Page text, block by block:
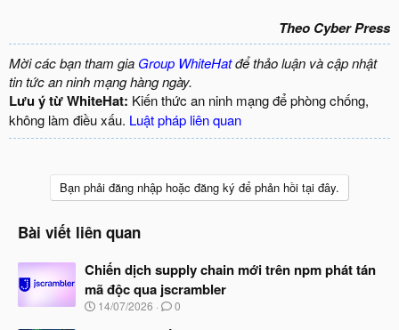
Theo Cyber Press
Mời các bạn tham gia Group WhiteHatđể thảo luận và cập nhật
tin tức an ninh mạng hàng ngày.
Lưu ý từ WhiteHat: Kiến thức an ninh mạng để phòng chống,
không làm điều xấu. Luật pháp liên quan
Bạn phải đăng nhập hoặc đăng ký để phản hồi tại đây.
Bài viết liên quan
Chiến dịch supply chain mới trên npm phát tán
mã độc qua jscrambler
N
14/07/2026 0